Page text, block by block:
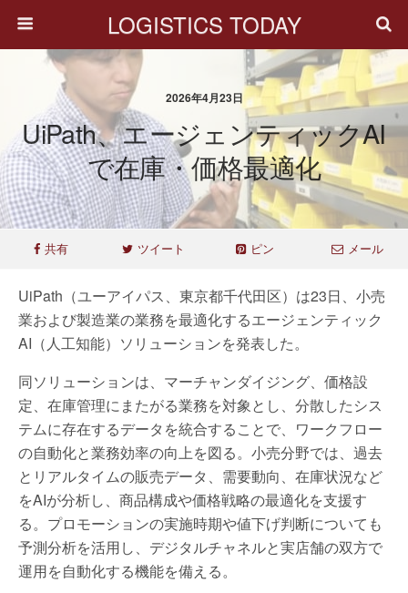
LOGISTICS TODAY
2026年4月23日
UiPath、エージェンティックAI
で在庫・価格最適化
共有 ツイート ピン メール
UiPath（ユーアイパス、東京都千代田区）は23日、小売
業および製造業の業務を最適化するエージェンティック
AI（人工知能）ソリューションを発表した。
同ソリューションは、マーチャンダイジング、価格設
定、在庫管理にまたがる業務を対象とし、分散したシス
テムに存在するデータを統合することで、ワークフロー
の自動化と業務効率の向上を図る。小売分野では、過去
とリアルタイムの販売データ、需要動向、在庫状況など
をAIが分析し、商品構成や価格戦略の最適化を支援す
る。プロモーションの実施時期や値下げ判断についても
予測分析を活用し、デジタルチャネルと実店舗の双方で
運用を自動化する機能を備える。